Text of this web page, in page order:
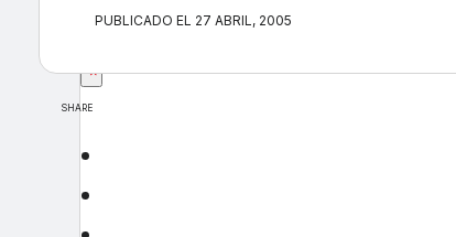
×
PUBLICADO EL 27 ABRIL, 2005
SHARE